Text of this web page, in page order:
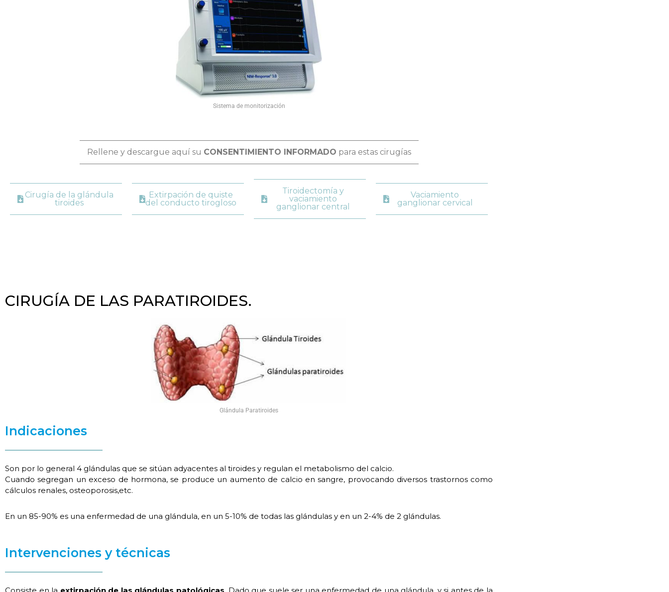
Sistema de monitorización
Rellene y descargue aquí su CONSENTIMIENTO INFORMADO para estas cirugías
Cirugía de la glándula
tiroides
Extirpación de quiste
del conducto tirogloso
Tiroidectomía y
vaciamiento
ganglionar central
Vaciamiento
ganglionar cervical
CIRUGÍA DE LAS PARATIROIDES.
Glándula Paratiroides
Indicaciones
Son por lo general 4 glándulas que se sitúan adyacentes al tiroides y regulan el metabolismo del calcio.
Cuando segregan un exceso de hormona, se produce un aumento de calcio en sangre, provocando diversos trastornos como
cálculos renales, osteoporosis,etc.
En un 85-90% es una enfermedad de una glándula, en un 5-10% de todas las glándulas y en un 2-4% de 2 glándulas.
Intervenciones y técnicas
Consiste en la extirpación de las glándulas patológicas . Dado que suele ser una enfermedad de una glándula, y si antes de la